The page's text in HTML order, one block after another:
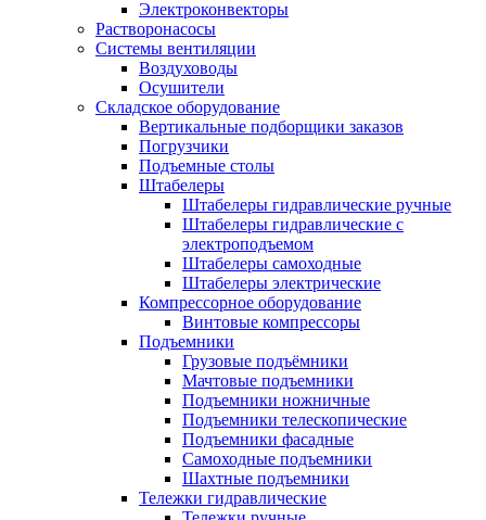
Электроконвекторы
Растворонасосы
Системы вентиляции
Воздуховоды
Осушители
Складское оборудование
Вертикальные подборщики заказов
Погрузчики
Подъемные столы
Штабелеры
Штабелеры гидравлические ручные
Штабелеры гидравлические с
электроподъемом
Штабелеры самоходные
Штабелеры электрические
Компрессорное оборудование
Винтовые компрессоры
Подъемники
Грузовые подъёмники
Мачтовые подъемники
Подъемники ножничные
Подъемники телескопические
Подъемники фасадные
Самоходные подъемники
Шахтные подъемники
Тележки гидравлические